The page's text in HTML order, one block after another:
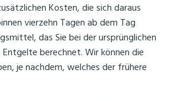
Kosten, die sich daraus
vierzehn Tagen ab dem Tag
das Sie bei der ursprünglichen
berechnet. Wir können die
je nachdem, welches der frühere